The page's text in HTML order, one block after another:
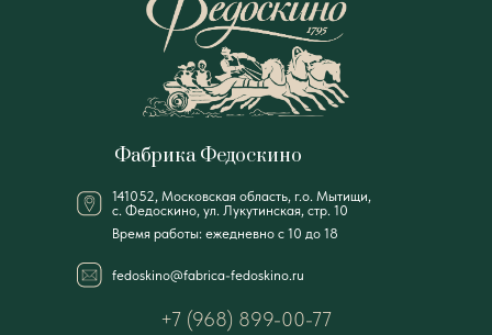
141052, Московская область, г.о. Мытищи,
с. Федоскино, ул. Лукутинская, стр. 10
Фабрика Федоскино
+7 (968) 899-00-77
Время работы: ежедневно с 10 до 18
fedoskino@fabrica-fedoskino.ru